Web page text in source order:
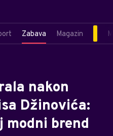
Zabava Magazin
nakon
Džinovića:
brend